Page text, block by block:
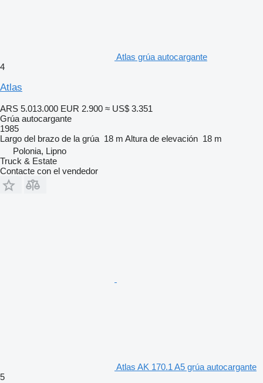
Atlas grúa autocargante
4
Atlas
ARS 5.013.000 EUR 2.900 ≈ US$ 3.351
Grúa autocargante
1985
Largo del brazo de la grúa 18 m Altura de elevación 18 m
Polonia, Lipno
Truck & Estate
Contacte con el vendedor
Atlas AK 170.1 A5 grúa autocargante
5